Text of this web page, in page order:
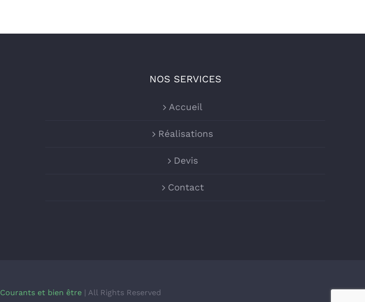
NOS SERVICES
Accueil
Réalisations
Devis
Contact
Courants et bien être | All Rights Reserved